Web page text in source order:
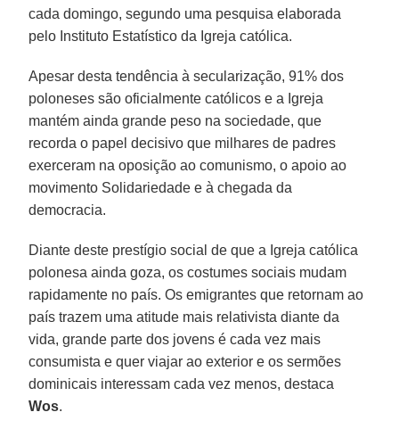
cada domingo, segundo uma pesquisa elaborada
pelo Instituto Estatístico da Igreja católica.
Apesar desta tendência à secularização, 91% dos
poloneses são oficialmente católicos e a Igreja
mantém ainda grande peso na sociedade, que
recorda o papel decisivo que milhares de padres
exerceram na oposição ao comunismo, o apoio ao
movimento Solidariedade e à chegada da
democracia.
Diante deste prestígio social de que a Igreja católica
polonesa ainda goza, os costumes sociais mudam
rapidamente no país. Os emigrantes que retornam ao
país trazem uma atitude mais relativista diante da
vida, grande parte dos jovens é cada vez mais
consumista e quer viajar ao exterior e os sermões
dominicais interessam cada vez menos, destaca
Wos.